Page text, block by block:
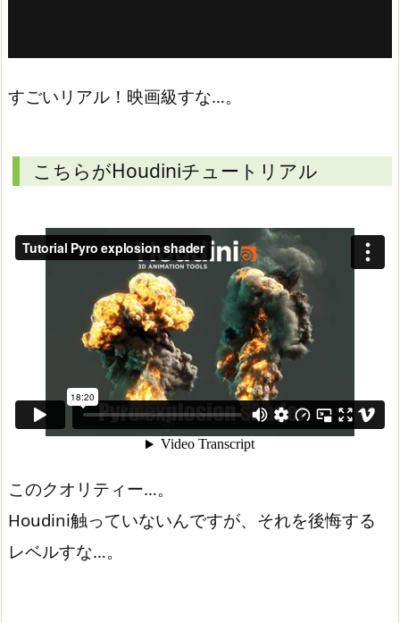
すごいリアル！映画級すな…。
こちらがHoudiniチュートリアル
このクオリティー…。
Houdini触っていないんですが、それを後悔する
レベルすな…。